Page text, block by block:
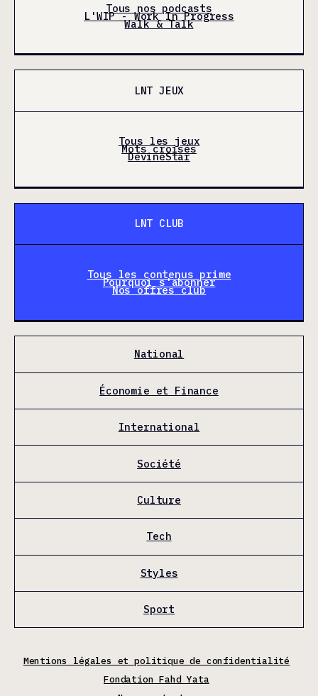
Tous nos podcasts
L'WIP - Work In Progress
Walk & Talk
LNT JEUX
Tous les jeux
Mots croisés
DevineStar
LNT CLUB
Tous les contenus prime
Pourquoi s'abonner
Nos offres club
National
Économie et Finance
International
Société
Culture
Tech
Styles
Sport
Mentions légales et politique de confidentialité
Fondation Fahd Yata